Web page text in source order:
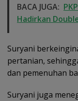
BACA JUGA:
Hadirkan
Suryani
pertanian,
dan pemenuhan
Suryani juga